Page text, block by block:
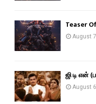
Teaser
August
ஜி டி என்
August